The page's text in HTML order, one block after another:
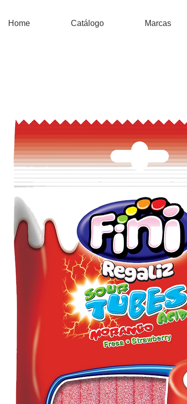
Home Catálogo Marcas